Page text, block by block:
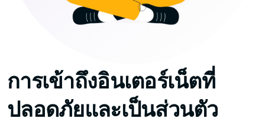
การเข้าถึงอินเตอร์เน็ตที่
ปลอดภัยและเป็นส่วนตัว